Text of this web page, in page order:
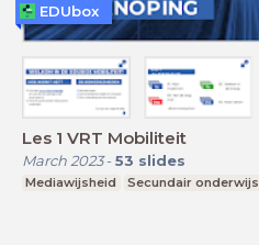
Les 1 VRT Mobiliteit
March 2023- 53 slides
Mediawijsheid Secundair onderwijs
EDUbox